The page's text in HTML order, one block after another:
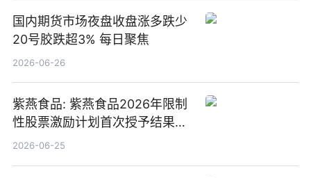
国内期货市场夜盘收盘涨多跌少
20号胶跌超3% 每日聚焦
2026-06-26
紫燕食品: 紫燕食品2026年限制
性股票激励计划首次授予结果公
告-微资讯
2026-06-25